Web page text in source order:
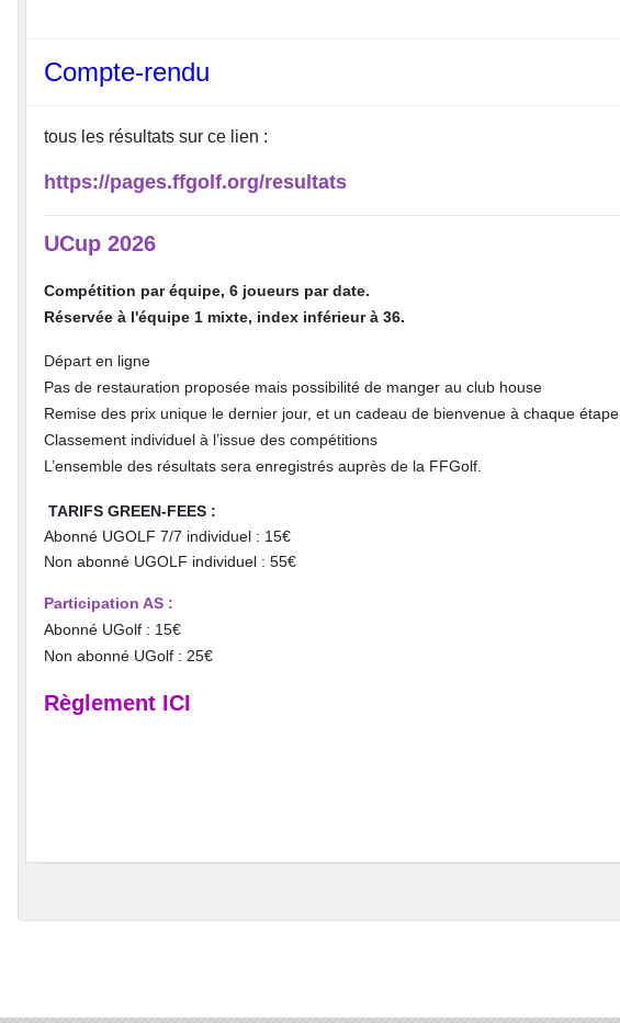
Compte-rendu
tous les résultats sur ce lien :
https://pages.ffgolf.org/resultats
UCup 2026
Compétition par équipe, 6 joueurs par date.
Réservée à l'équipe 1 mixte, index inférieur à 36.
Départ en ligne
Pas de restauration proposée mais possibilité de manger au club house
Remise des prix unique le dernier jour, et un cadeau de bienvenue à chaque étape
Classement individuel à l’issue des compétitions
L’ensemble des résultats sera enregistrés auprès de la FFGolf.
TARIFS GREEN-FEES :
Abonné UGOLF 7/7 individuel : 15€
Non abonné UGOLF individuel : 55€
Participation AS :
Abonné UGolf : 15€
Non abonné UGolf : 25€
Règlement ICI